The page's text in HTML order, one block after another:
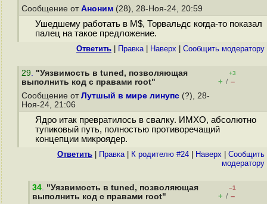
Сообщение от Аноним (28), 28-Ноя-24, 20:59
Ушедшему работать в M$, Торвальдс когда-то показал
палец на такое предложение.
Ответить Правка| Наверх Cообщить модератору
29. "Уязвимость в tuned, позволяющая
выполнить код с правами root"
+3
+ / –
Сообщение от Лутшый в мире линупс (?), 28-
Ноя-24, 21:06
Ядро итак превратилось в свалку. ИМХО, абсолютно
тупиковый путь, полностью противоречащий
концепции микроядер.
Ответить Правка| К родителю #24 Наверх
Cообщить
модератору
34. "Уязвимость в tuned, позволяющая
выполнить код с правами root"
–1
+ / –